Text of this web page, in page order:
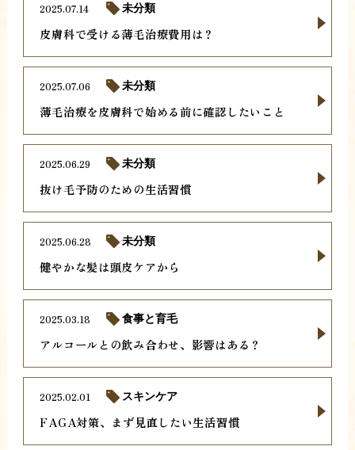
皮膚科で受ける薄毛治療費用は？
2025.07.14 未分類
薄毛治療を皮膚科で始める前に確認したいこと
2025.07.06 未分類
抜け毛予防のための生活習慣
2025.06.29 未分類
健やかな髪は頭皮ケアから
2025.06.28 未分類
アルコールとの飲み合わせ、影響はある？
2025.03.18 食事と育毛
FAGA対策、まず見直したい生活習慣
2025.02.01 スキンケア